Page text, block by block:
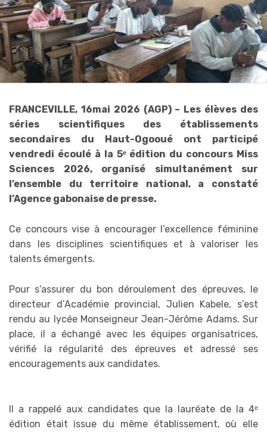
FRANCEVILLE, 16mai 2026 (AGP) – Les élèves des
séries scientifiques des établissements
secondaires du Haut-Ogooué ont participé
vendredi écoulé à la 5ᵉ édition du concours Miss
Sciences 2026, organisé simultanément sur
l’ensemble du territoire national, a constaté
l’Agence gabonaise de presse.
Ce concours vise à encourager l’excellence féminine
dans les disciplines scientifiques et à valoriser les
talents émergents.
Pour s’assurer du bon déroulement des épreuves, le
directeur d’Académie provincial, Julien Kabele, s’est
rendu au lycée Monseigneur Jean-Jérôme Adams. Sur
place, il a échangé avec les équipes organisatrices,
vérifié la régularité des épreuves et adressé ses
encouragements aux candidates.
Il a rappelé aux candidates que la lauréate de la 4ᵉ
édition était issue du même établissement, où elle